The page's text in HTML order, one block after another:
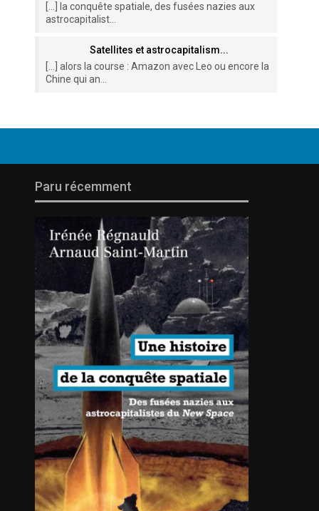
[…] la conquête spatiale, des fusées nazies aux
astrocapitalist...
Satellites et astrocapitalism...
[…] alors la course : Amazon avec Leo ou encore la
Chine qui an...
Paru récemment